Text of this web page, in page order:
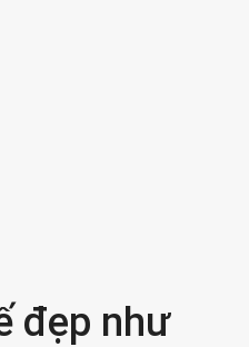
đẹp như